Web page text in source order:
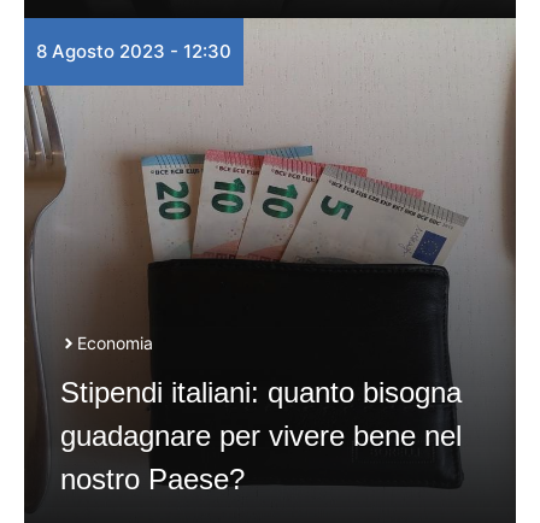
8 Agosto 2023 - 12:30
Economia
Stipendi italiani: quanto bisogna
guadagnare per vivere bene nel
nostro Paese?